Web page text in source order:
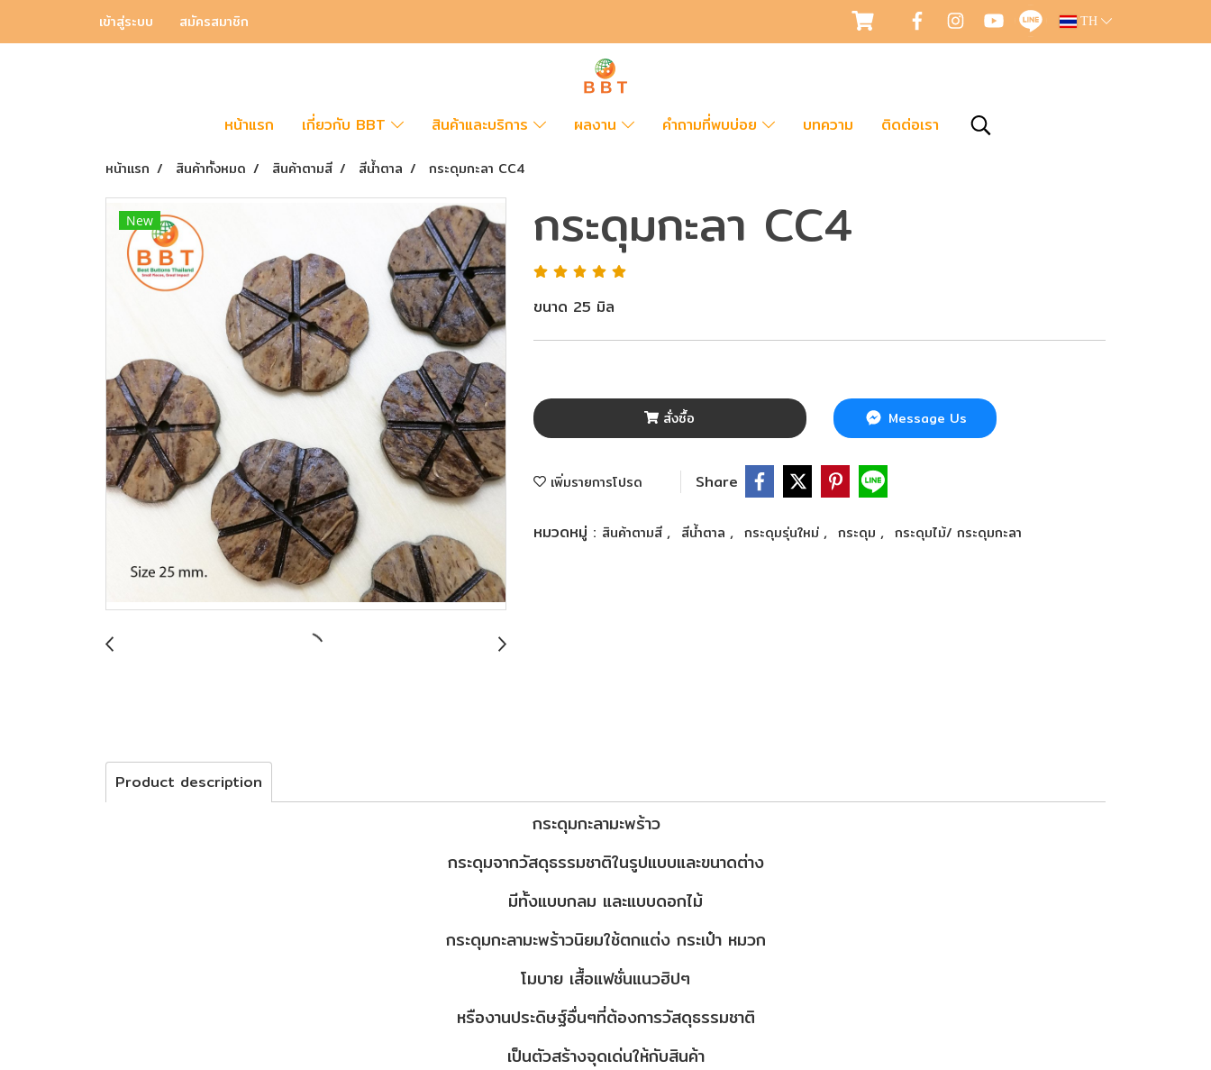
เข้าสู่ระบบ สมัครสมาชิก TH
หน้าแรก เกี่ยวกับ BBT สินค้าและบริการ ผลงาน คำถามที่พบบ่อย บทความ ติดต่อเรา
หน้าแรก สินค้าทั้งหมด สินค้าตามสี สีน้ำตาล กระดุมกะลา CC4
New กระดุมกะลา CC4
ขนาด 25 มิล
สั่งซื้อ Message Us
เพิ่มรายการโปรด Share
หมวดหมู่ : สินค้าตามสี , สีน้ำตาล , กระดุมรุ่นใหม่ , กระดุม , กระดุมไม้/ กระดุมกะลา
Product description
กระดุมกะลามะพร้าว
กระดุมจากวัสดุธรรมชาติในรูปแบบและขนาดต่าง
มีทั้งแบบกลม และแบบดอกไม้
กระดุมกะลามะพร้าวนิยมใช้ตกแต่ง กระเป๋า หมวก
โมบาย เสื้อแฟชั่นแนวฮิปๆ
หรืองานประดิษฐ์อื่นๆที่ต้องการวัสดุธรรมชาติ
เป็นตัวสร้างจุดเด่นให้กับสินค้า